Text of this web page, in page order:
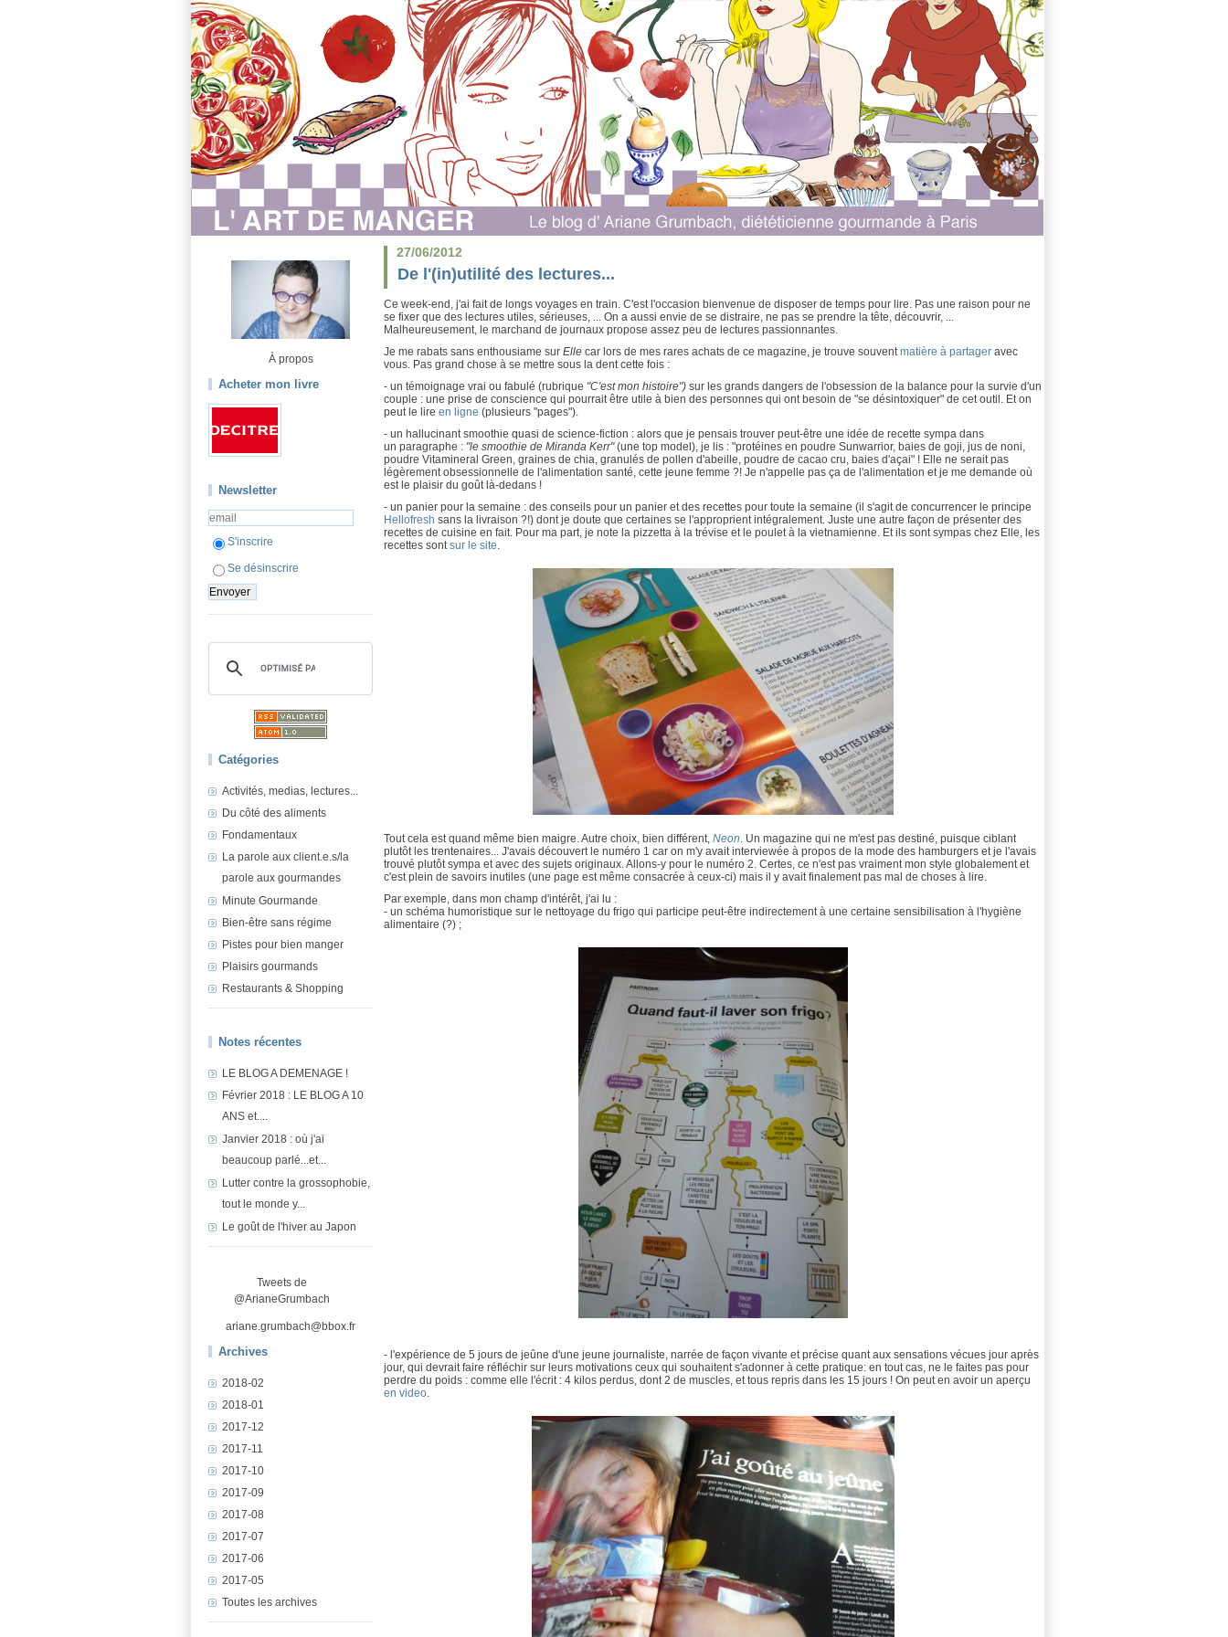
À propos
Acheter mon livre
Newsletter
S'inscrire
Se désinscrire
Catégories
Activités, medias, lectures...
Du côté des aliments
Fondamentaux
La parole aux client.e.s/la
parole aux gourmandes
Minute Gourmande
Bien-être sans régime
Pistes pour bien manger
Plaisirs gourmands
Restaurants & Shopping
Notes récentes
LE BLOG A DEMENAGE !
Février 2018 : LE BLOG A 10
ANS et....
Janvier 2018 : où j'ai
beaucoup parlé...et...
Lutter contre la grossophobie,
tout le monde y...
Le goût de l'hiver au Japon
Tweets de
@ArianeGrumbach
ariane.grumbach@bbox.fr
Archives
2018-02
2018-01
2017-12
2017-11
2017-10
2017-09
2017-08
2017-07
2017-06
2017-05
Toutes les archives
27/06/2012
De l'(in)utilité des lectures...
Ce week-end, j'ai fait de longs voyages en train. C'est l'occasion bienvenue de disposer de temps pour lire. Pas une raison pour ne
se fixer que des lectures utiles, sérieuses, ... On a aussi envie de se distraire, ne pas se prendre la tête, découvrir, ...
Malheureusement, le marchand de journaux propose assez peu de lectures passionnantes.
Je me rabats sans enthousiame sur Elle car lors de mes rares achats de ce magazine, je trouve souventmatière à partager avec
vous. Pas grand chose à se mettre sous la dent cette fois :
- un témoignage vrai ou fabulé (rubrique "C'est mon histoire") sur les grands dangers de l'obsession de la balance pour la survie d'un
couple : une prise de conscience qui pourrait être utile à bien des personnes qui ont besoin de "se désintoxiquer" de cet outil. Et on
peut le lire en ligne (plusieurs "pages").
- un hallucinant smoothie quasi de science-fiction : alors que je pensais trouver peut-être une idée de recette sympa dans
un paragraphe : "le smoothie de Miranda Kerr"(une top model), je lis : "protéines en poudre Sunwarrior, baies de goji, jus de noni,
poudre Vitamineral Green, graines de chia, granulés de pollen d'abeille, poudre de cacao cru, baies d'açai" ! Elle ne serait pas
légèrement obsessionnelle de l'alimentation santé, cette jeune femme ?! Je n'appelle pas ça de l'alimentation et je me demande où
est le plaisir du goût là-dedans !
- un panier pour la semaine : des conseils pour un panier et des recettes pour toute la semaine (il s'agit de concurrencer le principe
Hellofresh sans la livraison ?!) dont je doute que certaines se l'approprient intégralement. Juste une autre façon de présenter des
recettes de cuisine en fait. Pour ma part, je note la pizzetta à la trévise et le poulet à la vietnamienne. Et ils sont sympas chez Elle, les
recettes sontsur le site.
Tout cela est quand même bien maigre. Autre choix, bien différent, Neon . Un magazine qui ne m'est pas destiné, puisque ciblant
plutôt les trentenaires... J'avais découvert le numéro 1 car on m'y avait interviewée à propos de la mode des hamburgers et je l'avais
trouvé plutôt sympa et avec des sujets originaux. Allons-y pour le numéro 2. Certes, ce n'est pas vraiment mon style globalement et
c'est plein de savoirs inutiles (une page est même consacrée à ceux-ci) mais il y avait finalement pas mal de choses à lire.
Par exemple, dans mon champ d'intérêt, j'ai lu :
- un schéma humoristique sur le nettoyage du frigo qui participe peut-être indirectement à une certaine sensibilisation à l'hygiène
alimentaire (?) ;
- l'expérience de 5 jours de jeûne d'une jeune journaliste, narrée de façon vivante et précise quant aux sensations vécues jour après
jour, qui devrait faire réfléchir sur leurs motivations ceux qui souhaitent s'adonner à cette pratique: en tout cas, ne le faites pas pour
perdre du poids : comme elle l'écrit : 4 kilos perdus, dont 2 de muscles, et tous repris dans les 15 jours ! On peut en avoir un aperçu
en video